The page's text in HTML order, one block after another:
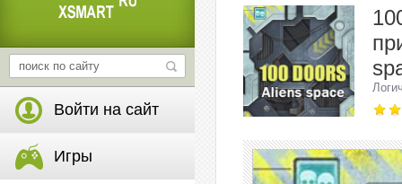
Войти на сайт
Игры